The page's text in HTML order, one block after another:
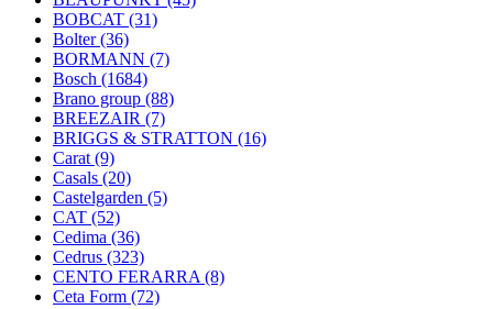
BOBCAT (31)
Bolter(36)
BORMANN (7)
Bosch (1684)
Brano group (88)
BREEZAIR (7)
BRIGGS & STRATTON (16)
Carat (9)
Casals (20)
Castelgarden (5)
CAT (52)
Cedima (36)
Cedrus (323)
CENTO FERARRA (8)
Ceta Form (72)